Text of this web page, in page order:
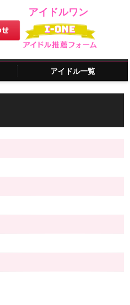
アイドルワン
アイドル一覧